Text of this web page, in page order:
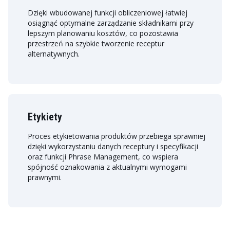
Dzięki wbudowanej funkcji obliczeniowej łatwiej
osiągnąć optymalne zarządzanie składnikami przy
lepszym planowaniu kosztów, co pozostawia
przestrzeń na szybkie tworzenie receptur
alternatywnych.
Etykiety
Proces etykietowania produktów przebiega sprawniej
dzięki wykorzystaniu danych receptury i specyfikacji
oraz funkcji Phrase Management, co wspiera
spójność oznakowania z aktualnymi wymogami
prawnymi.